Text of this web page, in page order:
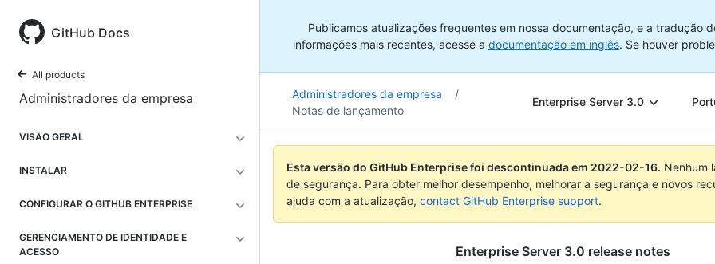
GitHub Docs
All products
Administradores da empresa
VISÃO GERAL
INSTALAR
CONFIGURAR O GITHUB ENTERPRISE
GERENCIAMENTO DE IDENTIDADE E
ACESSO
Publicamos atualizações frequentes em nossa documentação, e a tradução
informações mais recentes, acesse a documentação em inglês. Se houver
Administradores da empresa
/
Notas de lançamento
Enterprise Server 3.0
Esta versão do GitHub Enterprise foi descontinuada em 2022-02-16. Nenhum
de segurança. Para obter melhor desempenho, melhorar a segurança e novos
ajuda com a atualização, contact GitHub Enterprise support.
Enterprise Server 3.0 release notes